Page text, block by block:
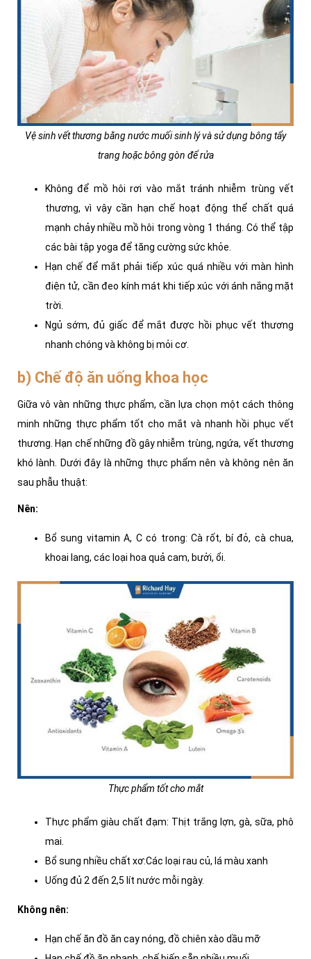
Vệ sinh vết thương bằng nước muối sinh lý và sử dụng bông tẩy
trang hoặc bông gòn để rửa
Không để mồ hôi rơi vào mắt tránh nhiễm trùng vết
thương, vì vậy cần hạn chế hoạt động thể chất quá
mạnh chảy nhiều mồ hôi trong vòng 1 tháng. Có thể tập
các bài tập yoga để tăng cường sức khỏe.
Hạn chế để mắt phải tiếp xúc quá nhiều với màn hình
điện tử, cần đeo kính mát khi tiếp xúc với ánh nắng mặt
trời.
Ngủ sớm, đủ giấc để mắt được hồi phục vết thương
nhanh chóng và không bị mỏi cơ.
b) Chế độ ăn uống khoa học
Giữa vô vàn những thực phẩm, cần lựa chọn một cách thông
minh những thực phẩm tốt cho mắt và nhanh hồi phục vết
thương. Hạn chế những đồ gây nhiễm trùng, ngứa, vết thương
khó lành. Dưới đây là những thực phẩm nên và không nên ăn
sau phẫu thuật:
Nên:
Bổ sung vitamin A, C có trong: Cà rốt, bí đỏ, cà chua,
khoai lang, các loại hoa quả cam, bưởi, ổi.
Thực phẩm tốt cho mắt
Thực phẩm giàu chất đạm: Thịt trắng lợn, gà, sữa, phô
mai.
Bổ sung nhiều chất xơ:Các loại rau củ, lá màu xanh
Uống đủ 2 đến 2,5 lít nước mỗi ngày.
Không nên:
Hạn chế ăn đồ ăn cay nóng, đồ chiên xào dầu mỡ